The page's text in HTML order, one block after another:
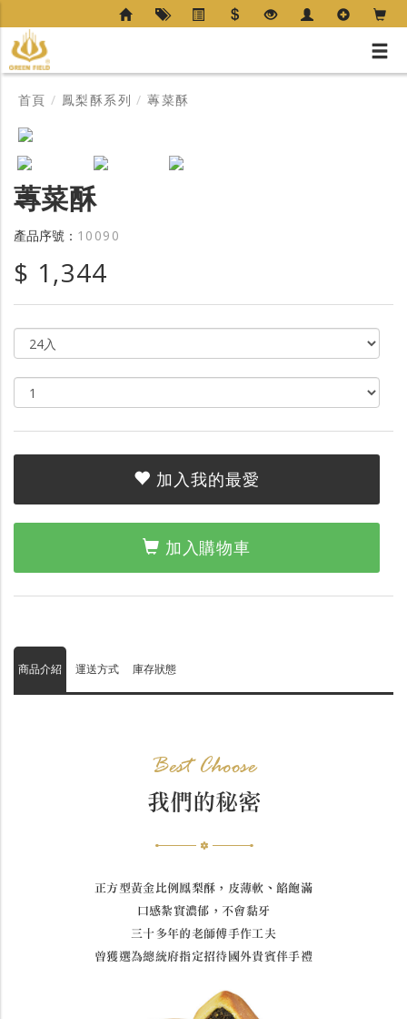
首頁 / 鳳梨酥系列 /蓴菜酥
蓴菜酥
產品序號： 10090
$ 1,344
加入我的最愛
加入購物車
商品介紹 運送方式 庫存狀態
Best Choose
我們的秘密
正方型黃金比例鳳梨酥，皮薄軟、餡飽滿
口感紮實濃郁，不會黏牙
三十多年的老師傅手作工夫
曾獲選為總統府指定招待國外貴賓伴手禮